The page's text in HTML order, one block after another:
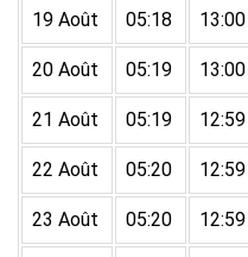
19 Août 05:18 13:00
20 Août 05:19 13:00
21 Août 05:19 12:59
22 Août 05:20 12:59
23 Août 05:20 12:59